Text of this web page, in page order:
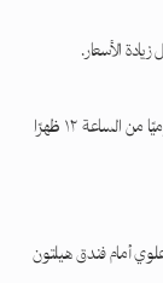
الأسعار.
علشان تعرفوا أكتر ابعتولنا على رسائل الصفحة، وزوروا فروعنا يوميًا من الساعة ١٢ ظهرًا
أمام فندق هيلتون